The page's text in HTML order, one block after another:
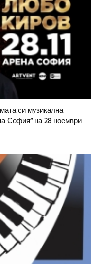
си музикална
София“ на 28 ноември